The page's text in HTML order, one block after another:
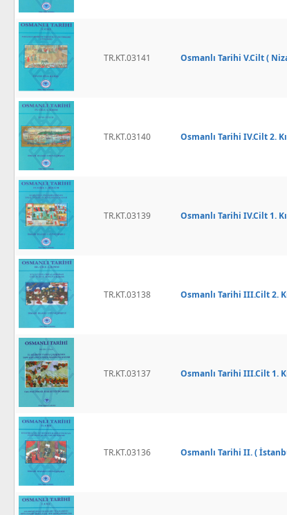
TR.KT.03141 Osmanlı Tarihi V.Cilt (
TR.KT.03140 Osmanlı Tarihi IV.Cilt 2.
TR.KT.03139 Osmanlı Tarihi IV.Cilt 1.
TR.KT.03138 Osmanlı Tarihi III.Cilt 2.
TR.KT.03137 Osmanlı Tarihi III.Cilt 1.
TR.KT.03136 Osmanlı Tarihi II. (